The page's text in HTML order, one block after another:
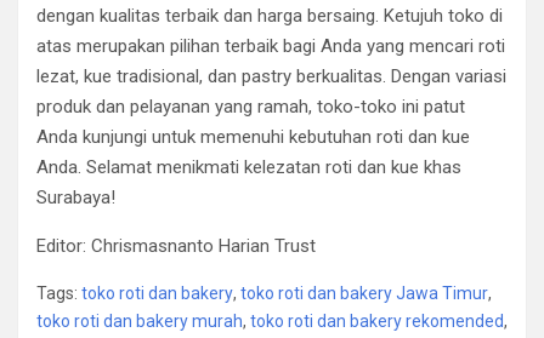
dengan kualitas terbaik dan harga bersaing. Ketujuh toko di
atas merupakan pilihan terbaik bagi Anda yang mencari roti
lezat, kue tradisional, dan pastry berkualitas. Dengan variasi
produk dan pelayanan yang ramah, toko-toko ini patut
Anda kunjungi untuk memenuhi kebutuhan roti dan kue
Anda. Selamat menikmati kelezatan roti dan kue khas
Surabaya!
Editor: Chrismasnanto Harian Trust
Tags: toko roti dan bakery, toko roti dan bakery Jawa Timur,
toko roti dan bakery murah, toko roti dan bakery rekomended,